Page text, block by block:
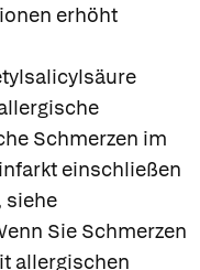
erhöht
Schmerzen im
einschließen
siehe
Sie Schmerzen
allergischen